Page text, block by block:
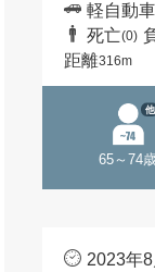
軽自動車
死亡(0)
距離316m
65～74
他
2023年